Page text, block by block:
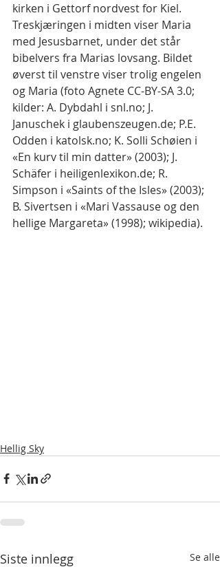
kirken i Gettorf nordvest for Kiel.
Treskjæringen i midten viser Maria
med Jesusbarnet, under det står
bibelvers fra Marias lovsang. Bildet
øverst til venstre viser trolig engelen
og Maria (foto Agnete CC-BY-SA 3.0;
kilder: A. Dybdahl i snl.no; J.
Januschek i glaubenszeugen.de; P.E.
Odden i katolsk.no; K. Solli Schøien i
«En kurv til min datter» (2003); J.
Schäfer i heiligenlexikon.de; R.
Simpson i «Saints of the Isles» (2003);
B. Sivertsen i «Mari Vassause og den
hellige Margareta» (1998); wikipedia).
Hellig Sky
Siste innlegg Se alle